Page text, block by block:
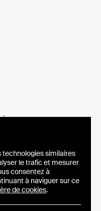
VISUELLE
technologies similaires
le trafic et mesurer
consentez à
à naviguer sur ce
de cookies.